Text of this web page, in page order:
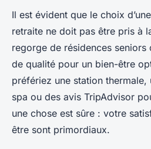
Il est évident que le choix
retraite ne doit pas être pris à
regorge de résidences
de qualité pour un bien-être
préfériez une station thermale,
spa ou des avis TripAdvisor
une chose est sûre : votre
être sont primordiaux.